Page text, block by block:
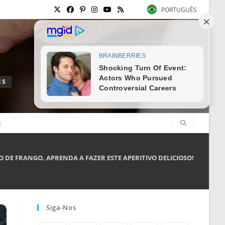
PORTUGUÊS
DE FRANGO, APRENDA A FAZER ESTE APERITIVO DELICIOSO!
Siga-Nos